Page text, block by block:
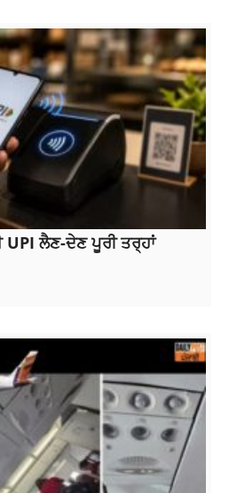
ਲੈਣ-ਦੇਣ ਪੂਰੀ ਤਰ੍ਹਾਂ